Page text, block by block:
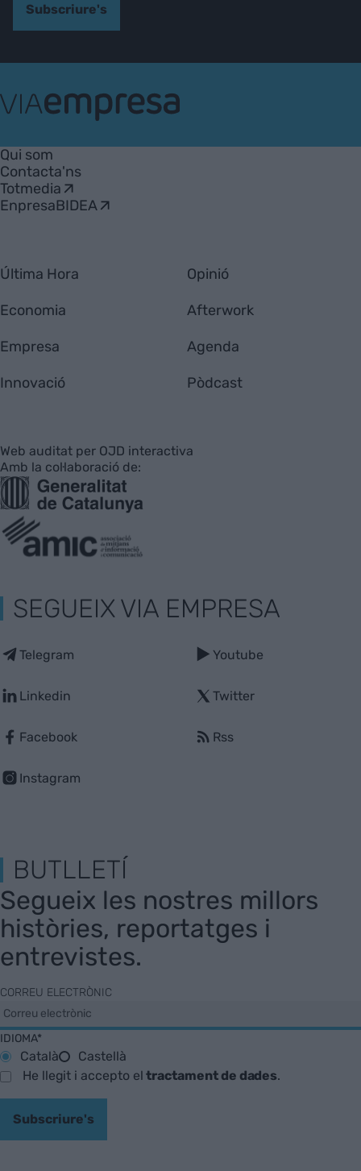
Subscriure's
Empresa
Qui som
Contacta'ns
Totmedia
EnpresaBIDEA
Última Hora
Economia
Empresa
Innovació
Opinió
Afterwork
Agenda
Pòdcast
Web auditat per OJD interactiva
Amb la col·laboració de:
SEGUEIX VIA EMPRESA
Telegram
Linkedin
Facebook
Instagram
Youtube
Twitter
Rss
BUTLLETÍ
Segueix les nostres millors
històries, reportatges i
entrevistes.
CORREU ELECTRÒNIC
IDIOMA*
Català
Castellà
He llegit i accepto eltractament de dades.
Subscriure's